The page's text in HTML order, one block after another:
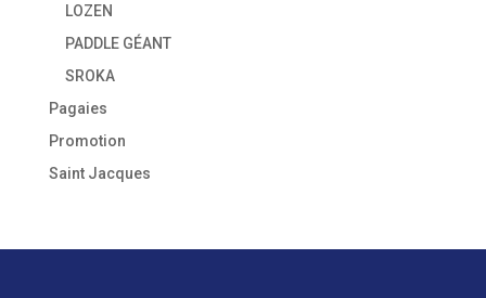
LOZEN
PADDLE GÉANT
SROKA
Pagaies
Promotion
Saint Jacques